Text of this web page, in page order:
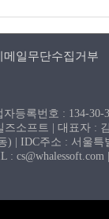
메일무단수집거부
등록번호 : 134-
즈소프트 | 대표자 :
| IDC주소 : 서울
: